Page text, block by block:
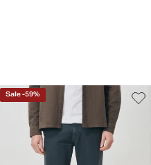
Sale-59%